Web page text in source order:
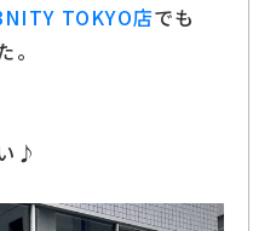
TOKYO店でも
♪